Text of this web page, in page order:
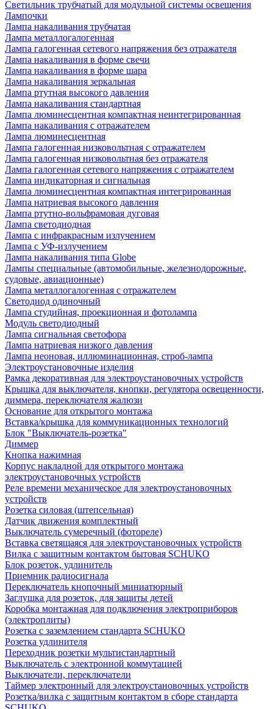
Светильник трубчатый для модульной системы освещения
Лампочки
Лампа накаливания трубчатая
Лампа металлогалогенная
Лампа галогенная сетевого напряжения без отражателя
Лампа накаливания в форме свечи
Лампа накаливания в форме шара
Лампа накаливания зеркальная
Лампа ртутная высокого давления
Лампа накаливания стандартная
Лампа люминесцентная компактная неинтегрированная
Лампа накаливания с отражателем
Лампа люминесцентная
Лампа галогенная низковольтная с отражателем
Лампа галогенная низковольтная без отражателя
Лампа галогенная сетевого напряжения с отражателем
Лампа индикаторная и сигнальная
Лампа люминесцентная компактная интегрированная
Лампа натриевая высокого давления
Лампа ртутно-вольфрамовая дуговая
Лампа светодиодная
Лампа с инфракрасным излучением
Лампа с УФ-излучением
Лампа накаливания типа Globe
Лампы специальные (автомобильные, железнодорожные,
судовые, авиационные)
Лампа металлогалогенная с отражателем
Светодиод одиночный
Лампа студийная, проекционная и фотолампа
Модуль светодиодный
Лампа сигнальная светофора
Лампа натриевая низкого давления
Лампа неоновая, иллюминационная, строб-лампа
Электроустановочные изделия
Рамка декоративная для электроустановочных устройств
Крышка для выключателя, кнопки, регулятора освещенности,
диммера, переключателя жалюзи
Основание для открытого монтажа
Вставка/крышка для коммуникационных технологий
Блок "Выключатель-розетка"
Диммер
Кнопка нажимная
Корпус накладной для открытого монтажа
электроустановочных устройств
Реле времени механическое для электроустановочных
устройств
Розетка силовая (штепсельная)
Датчик движения комплектный
Выключатель сумеречный (фотореле)
Вставка светящаяся для электроустановочных устройств
Вилка с защитным контактом бытовая SCHUKO
Блок розеток, удлинитель
Приемник радиосигнала
Переключатель кнопочный миниатюрный
Заглушка для розеток, для защиты детей
Коробка монтажная для подключения электроприборов
(электроплиты)
Розетка с заземлением стандарта SCHUKO
Розетка удлинителя
Переходник розетки мультистандартный
Выключатель с электронной коммутацией
Выключатели, переключатели
Таймер электронный для электроустановочных устройств
Розетка/вилка с защитным контактом в сборе стандарта